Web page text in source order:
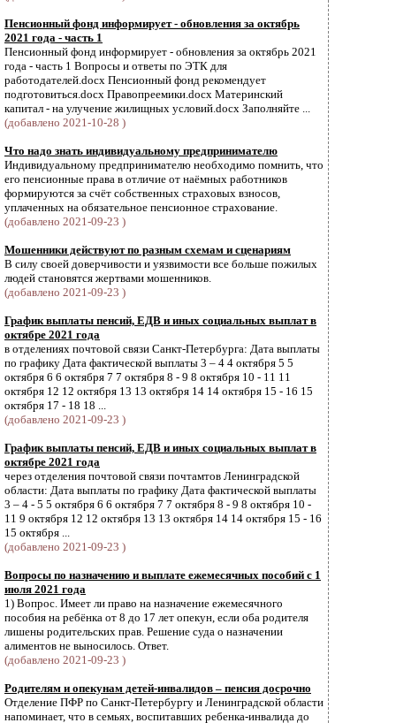
Пенсионный фонд информирует - обновления за октябрь
2021 года - часть 1
Пенсионный фонд информирует - обновления за октябрь 2021
года - часть 1 Вопросы и ответы по ЭТК для
работодателей.docx Пенсионный фонд рекомендует
подготовиться.docx Правопреемики.docx Материнский
капитал - на улучение жилищных условий.docx Заполняйте ...
(добавлено 2021-10-28 )
Что надо знать индивидуальному предпринимателю
Индивидуальному предпринимателю необходимо помнить, что
его пенсионные права в отличие от наёмных работников
формируются за счёт собственных страховых взносов,
уплаченных на обязательное пенсионное страхование.
(добавлено 2021-09-23 )
Мошенники действуют по разным схемам и сценариям
В силу своей доверчивости и уязвимости все больше пожилых
людей становятся жертвами мошенников.
(добавлено 2021-09-23 )
График выплаты пенсий, ЕДВ и иных социальных выплат в
октябре 2021 года
в отделениях почтовой связи Санкт-Петербурга: Дата выплаты
по графику Дата фактической выплаты 3 – 4 4 октября 5 5
октября 6 6 октября 7 7 октября 8 - 9 8 октября 10 - 11 11
октября 12 12 октября 13 13 октября 14 14 октября 15 - 16 15
октября 17 - 18 18 ...
(добавлено 2021-09-23 )
График выплаты пенсий, ЕДВ и иных социальных выплат в
октябре 2021 года
через отделения почтовой связи почтамтов Ленинградской
области: Дата выплаты по графику Дата фактической выплаты
3 – 4 - 5 5 октября 6 6 октября 7 7 октября 8 - 9 8 октября 10 -
11 9 октября 12 12 октября 13 13 октября 14 14 октября 15 - 16
15 октября ...
(добавлено 2021-09-23 )
Вопросы по назначению и выплате ежемесячных пособий с 1
июля 2021 года
1) Вопрос. Имеет ли право на назначение ежемесячного
пособия на ребёнка от 8 до 17 лет опекун, если оба родителя
лишены родительских прав. Решение суда о назначении
алиментов не выносилось. Ответ.
(добавлено 2021-09-23 )
Родителям и опекунам детей-инвалидов – пенсия досрочно
Отделение ПФР по Санкт-Петербургу и Ленинградской области
напоминает, что в семьях, воспитавших ребенка-инвалида до